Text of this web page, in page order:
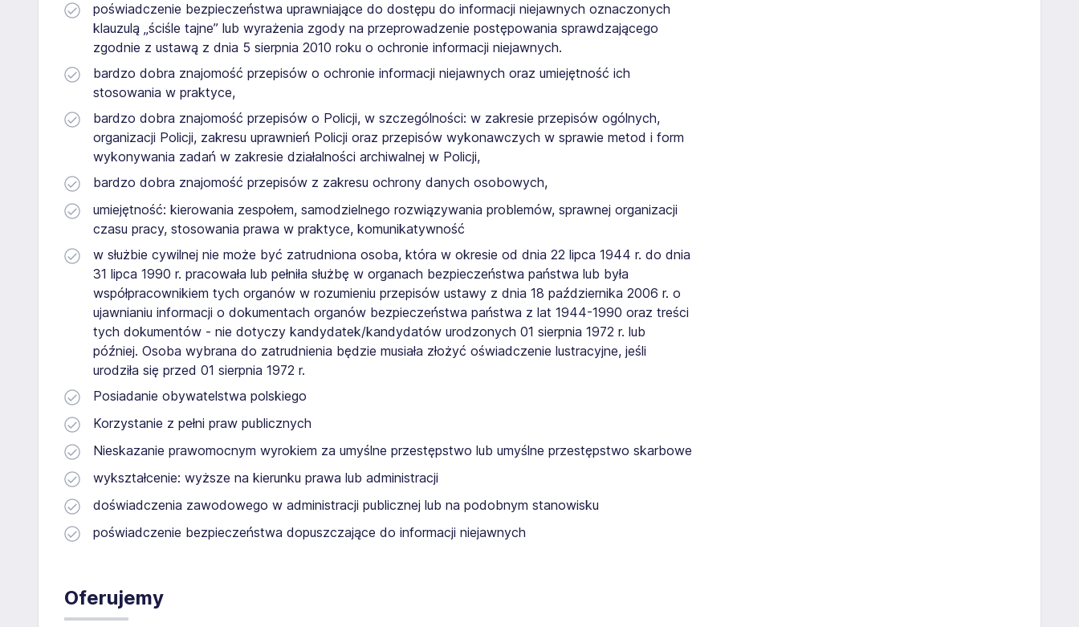
poświadczenie bezpieczeństwa uprawniające do dostępu do informacji niejawnych oznaczonych
klauzulą „ściśle tajne” lub wyrażenia zgody na przeprowadzenie postępowania sprawdzającego
zgodnie z ustawą z dnia 5 sierpnia 2010 roku o ochronie informacji niejawnych.
bardzo dobra znajomość przepisów o ochronie informacji niejawnych oraz umiejętność ich
stosowania w praktyce,
bardzo dobra znajomość przepisów o Policji, w szczególności: w zakresie przepisów ogólnych,
organizacji Policji, zakresu uprawnień Policji oraz przepisów wykonawczych w sprawie metod i form
wykonywania zadań w zakresie działalności archiwalnej w Policji,
bardzo dobra znajomość przepisów z zakresu ochrony danych osobowych,
umiejętność: kierowania zespołem, samodzielnego rozwiązywania problemów, sprawnej organizacji
czasu pracy, stosowania prawa w praktyce, komunikatywność
w służbie cywilnej nie może być zatrudniona osoba, która w okresie od dnia 22 lipca 1944 r. do dnia
31 lipca 1990 r. pracowała lub pełniła służbę w organach bezpieczeństwa państwa lub była
współpracownikiem tych organów w rozumieniu przepisów ustawy z dnia 18 października 2006 r. o
ujawnianiu informacji o dokumentach organów bezpieczeństwa państwa z lat 1944-1990 oraz treści
tych dokumentów - nie dotyczy kandydatek/kandydatów urodzonych 01 sierpnia 1972 r. lub
później. Osoba wybrana do zatrudnienia będzie musiała złożyć oświadczenie lustracyjne, jeśli
urodziła się przed 01 sierpnia 1972 r.
Posiadanie obywatelstwa polskiego
Korzystanie z pełni praw publicznych
Nieskazanie prawomocnym wyrokiem za umyślne przestępstwo lub umyślne przestępstwo skarbowe
wykształcenie: wyższe na kierunku prawa lub administracji
doświadczenia zawodowego w administracji publicznej lub na podobnym stanowisku
poświadczenie bezpieczeństwa dopuszczające do informacji niejawnych
Oferujemy